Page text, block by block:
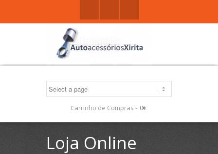
Carrinho de Compras - 0€
Loja Online